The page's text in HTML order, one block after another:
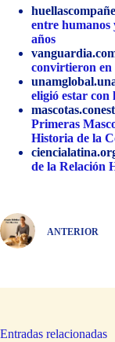
entre humanos
años
convirtieron en
eligió estar con
Primeras
Historia de la
de la Relación
ANTERIOR
Entradas relacionadas